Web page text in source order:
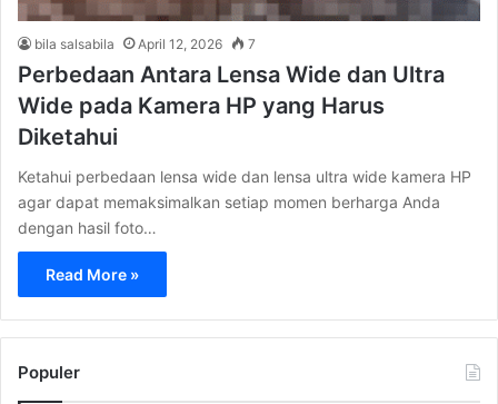
bila salsabila April 12, 2026 7
Perbedaan Antara Lensa Wide dan Ultra
Wide pada Kamera HP yang Harus
Diketahui
Ketahui perbedaan lensa wide dan lensa ultra wide kamera HP
agar dapat memaksimalkan setiap momen berharga Anda
dengan hasil foto…
Read More »
Populer